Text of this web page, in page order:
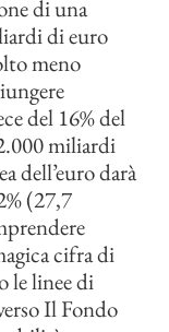
di una
di euro
meno
del 16% del
miliardi
dell’euro darà
(27,7
cifra di
le linee di
Il Fondo